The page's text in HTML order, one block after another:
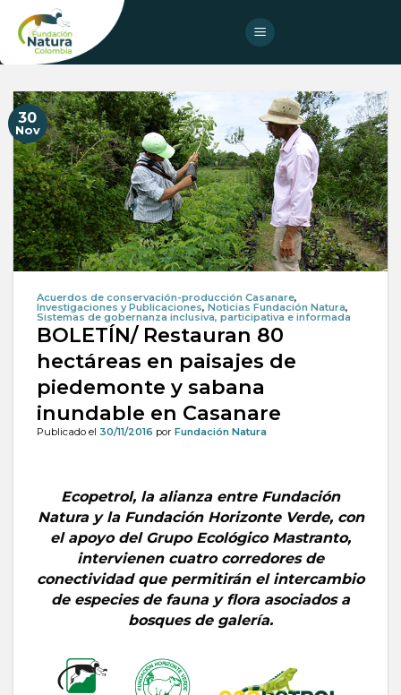
content
30
Nov
Acuerdos de conservación-producción Casanare,
Investigaciones y Publicaciones, Noticias Fundación Natura,
Sistemas de gobernanza inclusiva, participativa e informada
BOLETÍN/ Restauran 80
hectáreas en paisajes de
piedemonte y sabana
inundable en Casanare
Publicado el 30/11/2016 por Fundación Natura
Ecopetrol, la alianza entre Fundación
Natura y la Fundación Horizonte Verde, con
el apoyo del Grupo Ecológico Mastranto,
intervienen cuatro corredores de
conectividad que permitirán el intercambio
de especies de fauna y flora asociados a
bosques de galería.